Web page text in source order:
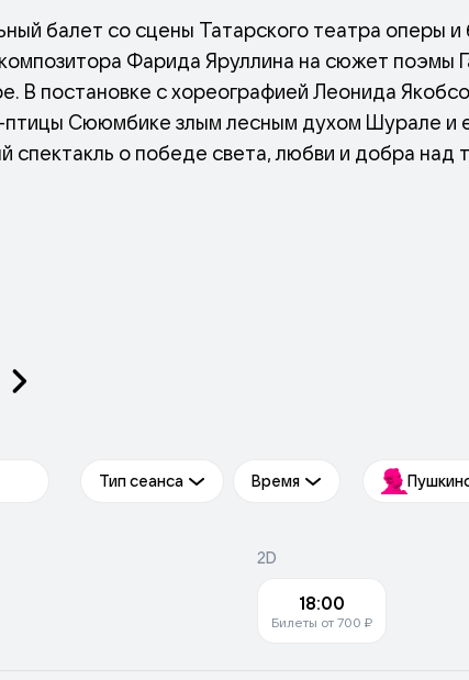
балет со сцены Татарского театра оперы
Фарида Яруллина на сюжет поэмы
В постановке с хореографией Леонида
Сююмбике злым лесным духом Шурале и
спектакль о победе света, любви и добра над
Тип сеанса Время
2D
18:00
Билеты от 700 ₽